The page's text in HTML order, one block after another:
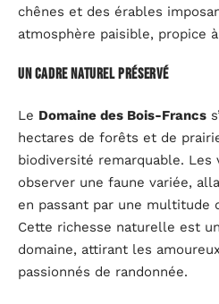
chênes et des érables
atmosphère paisible, propice à
Un cadre naturel préservé
Le Domaine des Bois-Francs
hectares de forêts et de
biodiversité remarquable. Les
observer une faune variée,
en passant par une multitude
Cette richesse naturelle est
domaine, attirant les
passionnés de randonnée.